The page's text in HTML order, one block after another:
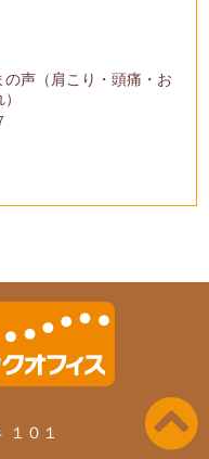
の声（肩こり・頭痛・お
１０１